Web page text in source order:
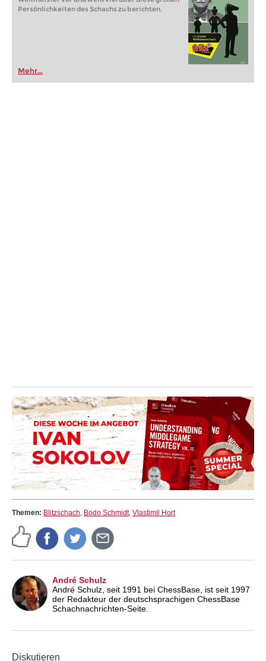
Persönlichkeiten des Schachs zu berichten.
Mehr...
Themen: Blitzschach, Bodo Schmidt, Vlastimil Hort
André Schulz
André Schulz, seit 1991 bei ChessBase, ist seit 1997
der Redakteur der deutschsprachigen ChessBase
Schachnachrichten-Seite.
Diskutieren